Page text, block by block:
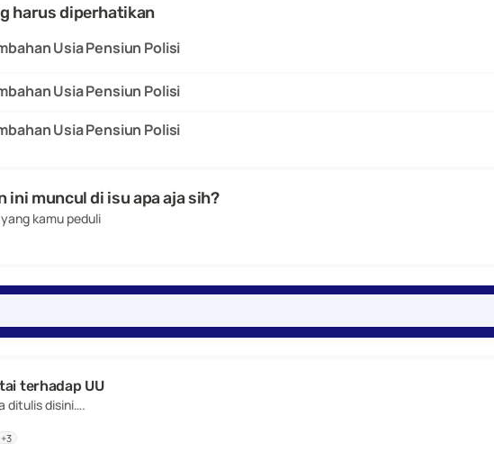
harus diperhatikan
Usia Pensiun Polisi
Usia Pensiun Polisi
Usia Pensiun Polisi
ini muncul di isu apa aja sih?
kamu peduli
terhadap UU
ditulis disini….
+3